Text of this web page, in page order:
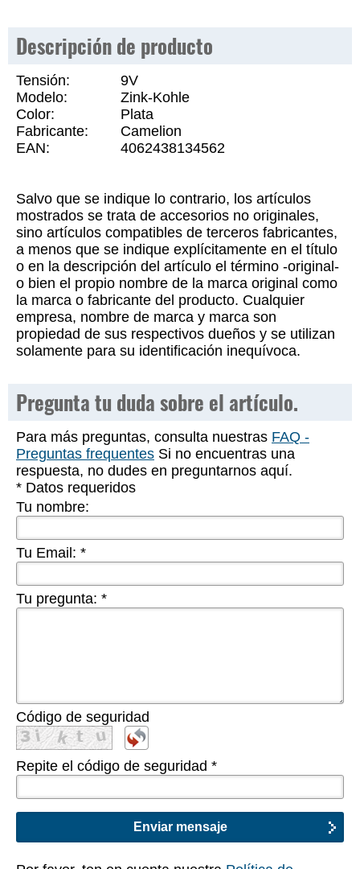
Descripción de producto
Tensión:
9V
Modelo:
Zink-Kohle
Color:
Plata
Fabricante:
Camelion
EAN:
4062438134562
Salvo que se indique lo contrario, los artículos
mostrados se trata de accesorios no originales,
sino artículos compatibles de terceros fabricantes,
a menos que se indique explícitamente en el título
o en la descripción del artículo el término -original-
o bien el propio nombre de la marca original como
la marca o fabricante del producto. Cualquier
empresa, nombre de marca y marca son
propiedad de sus respectivos dueños y se utilizan
solamente para su identificación inequívoca.
Pregunta tu duda sobre el artículo.
Para más preguntas, consulta nuestras FAQ -
Preguntas frequentes Si no encuentras una
respuesta, no dudes en preguntarnos aquí.
* Datos requeridos
Tu nombre:
Tu Email: *
Tu pregunta: *
Código de seguridad
Repite el código de seguridad *